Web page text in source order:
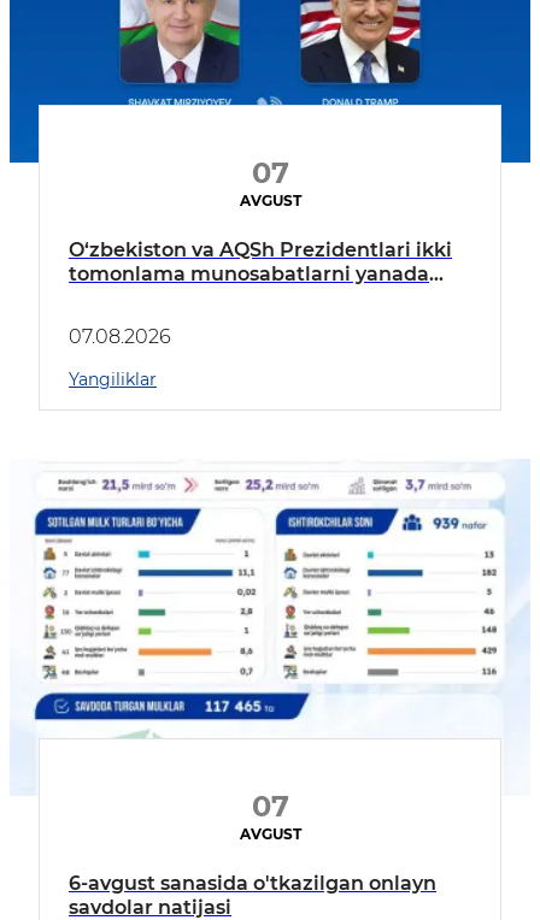
07
AVGUST
O‘zbekiston va AQSh Prezidentlari ikki
tomonlama munosabatlarni yanada
07.08.2026
Yangiliklar
07
AVGUST
6-avgust sanasida o'tkazilgan onlayn
savdolar natijasi